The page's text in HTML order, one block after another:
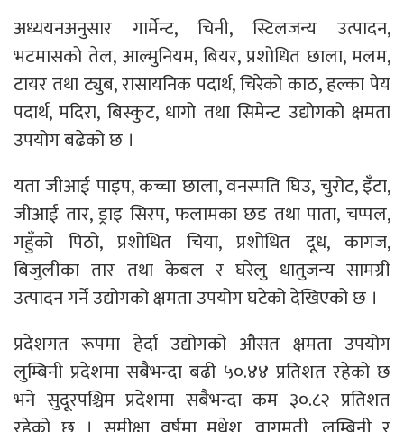
अध्ययनअनुसार गार्मेन्ट, चिनी, स्टिलजन्य उत्पादन,
भटमासको तेल, आल्मुनियम, बियर, प्रशोधित छाला, मलम,
टायर तथा ट्युब, रासायनिक पदार्थ, चिरेको काठ, हल्का पेय
पदार्थ, मदिरा, बिस्कुट, धागो तथा सिमेन्ट उद्योगको क्षमता
उपयोग बढेको छ ।
यता जीआई पाइप, कच्चा छाला, वनस्पति घिउ, चुरोट, इँटा,
जीआई तार, ड्राइ सिरप, फलामका छड तथा पाता, चप्पल,
गहुँको पिठो, प्रशोधित चिया, प्रशोधित दूध, कागज,
बिजुलीका तार तथा केबल र घरेलु धातुजन्य सामग्री
उत्पादन गर्ने उद्योगको क्षमता उपयोग घटेको देखिएको छ ।
प्रदेशगत रूपमा हेर्दा उद्योगको औसत क्षमता उपयोग
लुम्बिनी प्रदेशमा सबैभन्दा बढी ५०.४४ प्रतिशत रहेको छ
भने सुदूरपश्चिम प्रदेशमा सबैभन्दा कम ३०.८२ प्रतिशत